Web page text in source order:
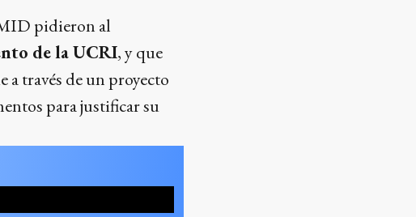
pidieron al
de la UCRI, y que
a través de un proyecto
para justificar su